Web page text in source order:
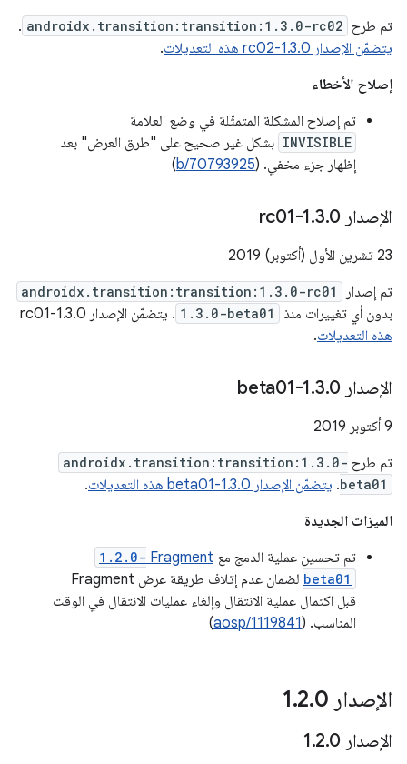
تم طرح androidx.transition:transition:1.3.0-rc02
.
يتضمّن الإصدار 1.3.0-rc02 هذه التعديلات
.
إصلاح الأخطاء
تم إصلاح المشكلة المتمثّلة في وضع العلامة
INVISIBLE بشكل غير صحيح على "طرق العرض" بعد
إظهار جزء مخفي. (b/70793925
)
الإصدار 1 .3.0-rc01
‫23 تشرين الأول (أكتوبر) 2019
تم إصدار
androidx.transition:transition:1.3.0-rc01
بدون أي تغييرات منذ 1.3.0-beta01 . يتضمّن الإصدار 1.3.0-rc01
هذه التعديلات.
الإصدار 1 .3.0-beta01
‫9 أكتوبر 2019
تم طرح androidx.transition:transition:1.3.0-
beta01
. يتضمّن الإصدار 1.3.0-beta01 هذه التعديلات
.
الميزات الجديدة
تم تحسين عملية الدمج مع Fragment
1.2.0-
beta01
لضمان عدم إتلاف طريقة عرض Fragment
قبل اكتمال عملية الانتقال وإلغاء عمليات الانتقال في الوقت
المناسب. (aosp/1119841
)
الإصدار 1 .2.0
الإصدار 1 .2.0